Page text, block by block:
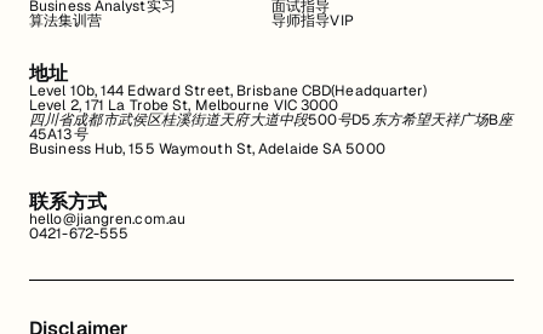
Business Analyst实习
算法集训营
面试指导
导师指导VIP
地址
Level 10b, 144 Edward Street, Brisbane CBD(Headquarter)
Level 2, 171 La Trobe St, Melbourne VIC 3000
四川省成都市武侯区桂溪街道天府大道中段500号D5东方希望天祥广场B座
45A13号
Business Hub, 155 Waymouth St, Adelaide SA 5000
联系方式
hello@jiangren.com.au
0421-672-555
Disclaimer